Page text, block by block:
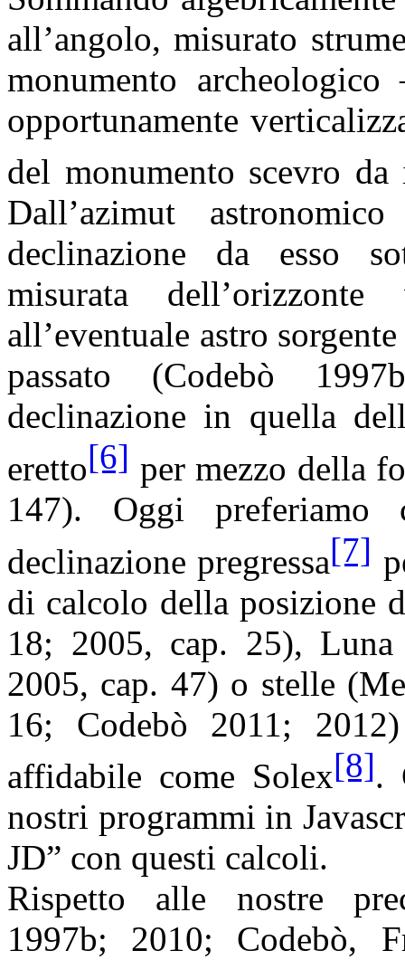
all’angolo, misurato
monumento
opportunamente
del monumento scevro
Dall’azimut
declinazione da esso
misurata
all’eventuale astro
passato (Codebò
declinazione in quella
eretto[6] per mezzo della
147). Oggi preferiamo
declinazione pregressa[7]
di calcolo della posizione
18; 2005, cap. 25),
2005, cap. 47) o stelle (
16; Codebò 2011;
affidabile come Solex[8].
nostri programmi in
JD” con questi calcoli.
Rispetto alle nostre
1997b; 2010; Codebò,